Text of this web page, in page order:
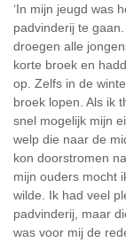
‘In mijn jeugd was
padvinderij te
droegen alle
korte broek en
op. Zelfs in de
broek lopen. Als ik
snel mogelijk mijn
welp die naar de
kon doorstromen
mijn ouders mocht
wilde. Ik had veel
padvinderij, maar
was voor mij de